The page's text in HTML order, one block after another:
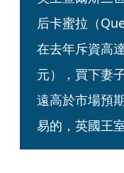
后卡蜜拉（
在去年斥資高
元），買下妻
遠高於市場預
易的，英國王